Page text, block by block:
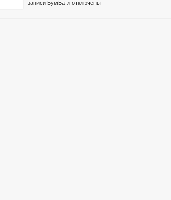
записи БумБатл отключены